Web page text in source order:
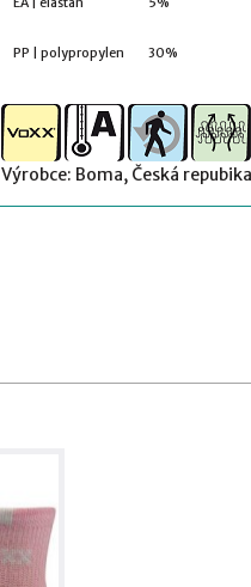
PP | polypropylen 30%
Výrobce: Boma, Česká repubika